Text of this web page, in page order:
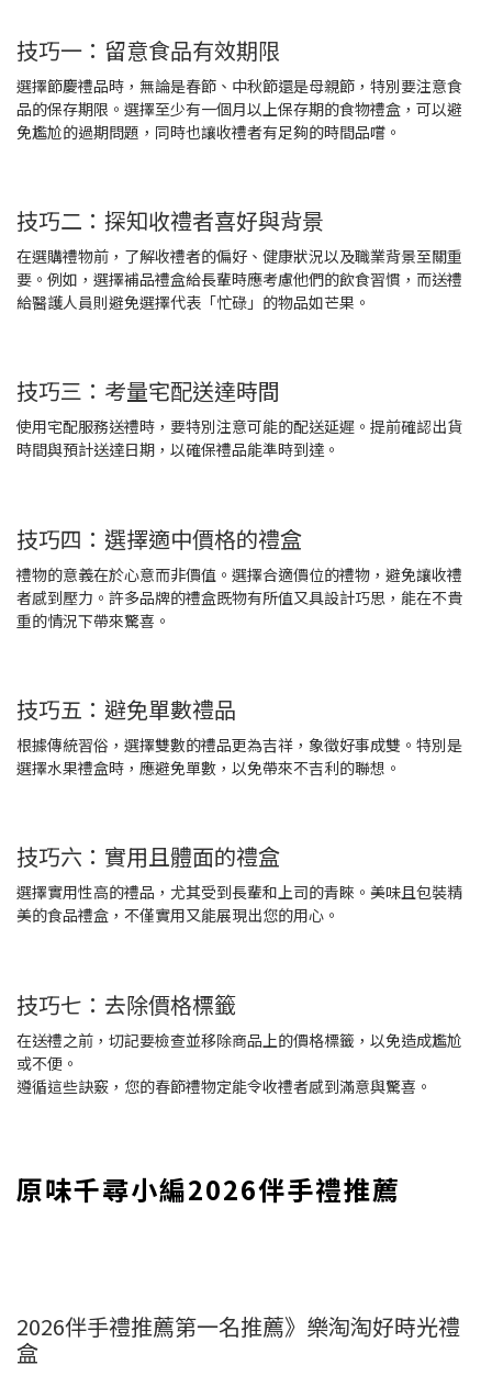
技巧一：留意食品有效期限
選擇節慶禮品時，無論是春節、中秋節還是母親節，特別要注意食
品的保存期限。選擇至少有一個月以上保存期的食物禮盒，可以避
免尷尬的過期問題，同時也讓收禮者有足夠的時間品嚐。
技巧二：探知收禮者喜好與背景
在選購禮物前，了解收禮者的偏好、健康狀況以及職業背景至關重
要。例如，選擇補品禮盒給長輩時應考慮他們的飲食習慣，而送禮
給醫護人員則避免選擇代表「忙碌」的物品如芒果。
技巧三：考量宅配送達時間
使用宅配服務送禮時，要特別注意可能的配送延遲。提前確認出貨
時間與預計送達日期，以確保禮品能準時到達。
技巧四：選擇適中價格的禮盒
禮物的意義在於心意而非價值。選擇合適價位的禮物，避免讓收禮
者感到壓力。許多品牌的禮盒既物有所值又具設計巧思，能在不貴
重的情況下帶來驚喜。
技巧五：避免單數禮品
根據傳統習俗，選擇雙數的禮品更為吉祥，象徵好事成雙。特別是
選擇水果禮盒時，應避免單數，以免帶來不吉利的聯想。
技巧六：實用且體面的禮盒
選擇實用性高的禮品，尤其受到長輩和上司的青睞。美味且包裝精
美的食品禮盒，不僅實用又能展現出您的用心。
技巧七：去除價格標籤
在送禮之前，切記要檢查並移除商品上的價格標籤，以免造成尷尬
或不便。
遵循這些訣竅，您的春節禮物定能令收禮者感到滿意與驚喜。
原味千尋小編2026伴手禮推薦
2026伴手禮推薦第一名推薦》樂淘淘好時光禮
盒